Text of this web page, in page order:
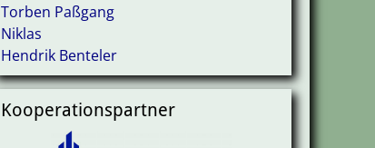
Torben Paßgang
Niklas
Hendrik Benteler
Kooperationspartner